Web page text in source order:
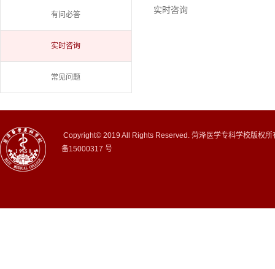
有问必答
实时咨询
常见问题
实时咨询
Copyright© 2019 All Rights Reserved. 菏泽医学专科学校版权
备15000317 号